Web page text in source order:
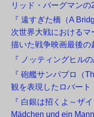
リッド・バーグマン
『 遠すぎた橋（A
次世界大戦における
描いた戦争映画最後の
『 ノッティングヒル
『 砲艦サンパブロ（
観を表現したロバート
『 白銀は招くよ～ザ
Mädchen und ein Mann